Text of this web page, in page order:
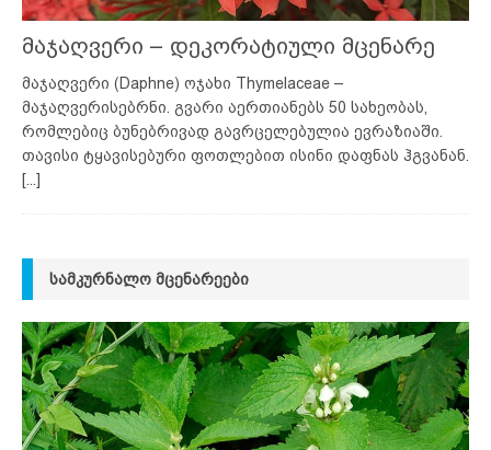
მაჯაღვერი – დეკორატიული მცენარე
მაჯაღვერი (Daphne) ოჯახი Thymelaceae –
მაჯაღვერისებრნი. გვარი აერთიანებს 50 სახეობას,
რომლებიც ბუნებრივად გავრცელებულია ევრაზიაში.
თავისი ტყავისებური ფოთლებით ისინი დაფნას ჰგვანან.
[...]
ᲡᲐᲛᲙᲣᲠᲜᲐᲚᲝ ᲛᲪᲔᲜᲐᲠᲔᲔᲑᲘ